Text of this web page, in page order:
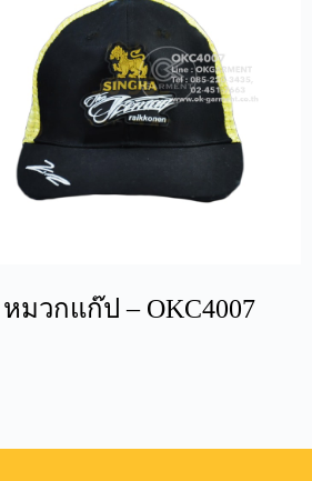
หมวกแก๊ป – OKC4007